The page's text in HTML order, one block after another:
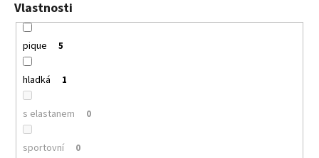
Vlastnosti
pique 5
hladká 1
s elastanem 0
sportovní 0